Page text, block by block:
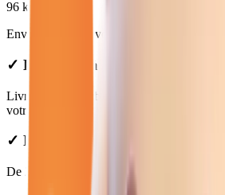
96 km
Environ
en voiture jusqu'à notre
✓ Livraison à Épernay : forfait
Livraison disponible à Épernay.
votre livraison.
✓ Prix Transparents
De €. Financement et